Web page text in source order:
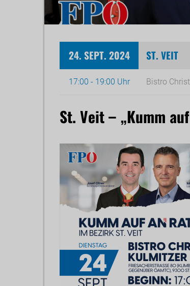
24. SEPT. 2024 ST. VEIT
17:00 - 19:00 Uhr Bistro
St. Veit – „Kumm